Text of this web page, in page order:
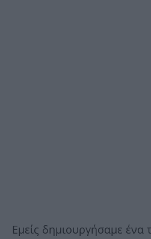
Εμείς δημιουργήσαμε ένα